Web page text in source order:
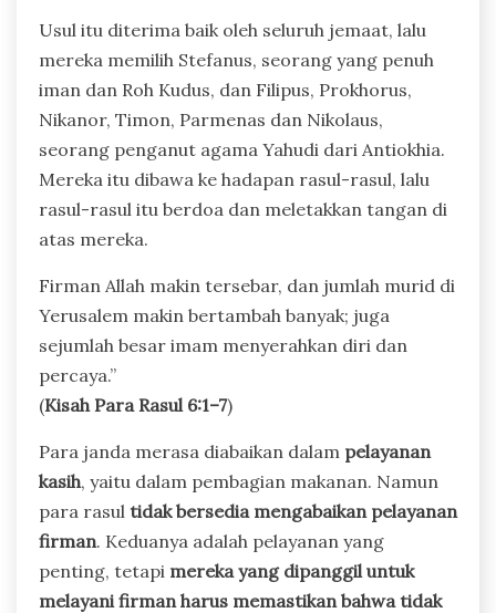
Usul itu diterima baik oleh seluruh jemaat, lalu
mereka memilih Stefanus, seorang yang penuh
iman dan Roh Kudus, dan Filipus, Prokhorus,
Nikanor, Timon, Parmenas dan Nikolaus,
seorang penganut agama Yahudi dari Antiokhia.
Mereka itu dibawa ke hadapan rasul-rasul, lalu
rasul-rasul itu berdoa dan meletakkan tangan di
atas mereka.
Firman Allah makin tersebar, dan jumlah murid di
Yerusalem makin bertambah banyak; juga
sejumlah besar imam menyerahkan diri dan
percaya.”
(Kisah Para Rasul 6:1–7)
Para janda merasa diabaikan dalam pelayanan
kasih, yaitu dalam pembagian makanan. Namun
para rasul tidak bersedia mengabaikan pelayanan
firman. Keduanya adalah pelayanan yang
penting, tetapi mereka yang dipanggil untuk
melayani firman harus memastikan bahwa tidak